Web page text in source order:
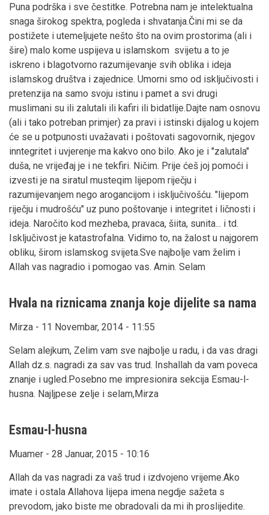
Puna podrška i sve čestitke. Potrebna nam je intelektualna
snaga širokog spektra, pogleda i shvatanja.Čini mi se da
postižete i utemeljujete nešto što na ovim prostorima (ali i
šire) malo kome uspijeva u islamskom svijetu a to je
iskreno i blagotvorno razumijevanje svih oblika i ideja
islamskog društva i zajednice. Umorni smo od isključivosti i
pretenzija na samo svoju istinu i pamet a svi drugi
muslimani su ili zalutali ili kafiri ili bidatlije.Dajte nam osnovu
(ali i tako potreban primjer) za pravi i istinski dijalog u kojem
će se u potpunosti uvažavati i poštovati sagovornik, njegov
inntegritet i uvjerenje ma kakvo ono bilo. Ako je i "zalutala"
duša, ne vrijeđaj je i ne tekfiri. Ničim. Prije ćeš joj pomoći i
izvesti je na siratul musteqim lijepom riječju i
razumijevanjem nego arogancijom i isključivošću. "lijepom
riječju i mudrošću" uz puno poštovanje i integritet i ličnosti i
ideja. Naročito kod mezheba, pravaca, šiita, sunita... i td.
Isključivost je katastrofalna. Vidimo to, na žalost u najgorem
obliku, širom islamskog svijeta.Sve najbolje vam želim i
Allah vas nagradio i pomogao vas. Amin. Selam
Hvala na riznicama znanja koje dijelite sa nama
Mirza - 11 Novembar, 2014 - 11:55
Selam alejkum, Zelim vam sve najbolje u radu, i da vas dragi
Allah dz.s. nagradi za sav vas trud. Inshallah da vam poveca
znanje i ugled.Posebno me impresionira sekcija Esmau-l-
husna. Najljpese zelje i selam,Mirza
Esmau-l-husna
Muamer - 28 Januar, 2015 - 10:16
Allah da vas nagradi za vaš trud i izdvojeno vrijeme.Ako
imate i ostala Allahova lijepa imena negdje sažeta s
prevodom, jako biste me obradovali da mi ih proslijedite.